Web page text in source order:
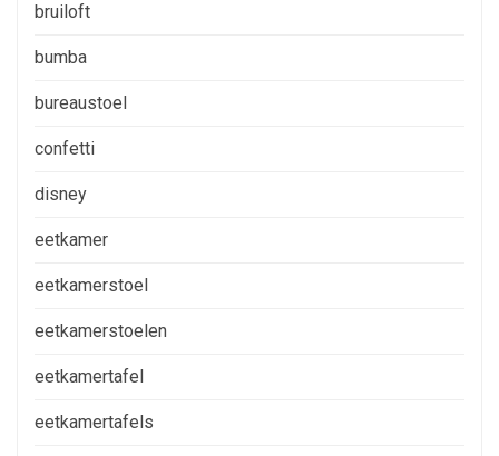
bruiloft
bumba
bureaustoel
confetti
disney
eetkamer
eetkamerstoel
eetkamerstoelen
eetkamertafel
eetkamertafels